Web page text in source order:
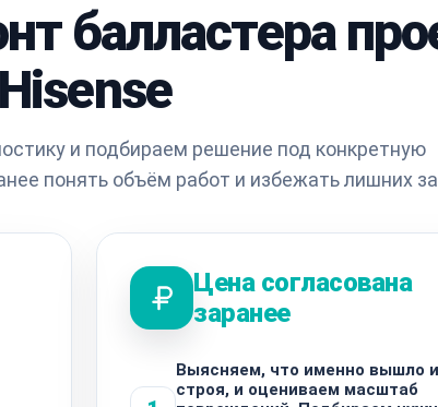
балластера
Hisense
и подбираем решение под конкретную
понять объём работ и избежать лишних
Цена согласована
заранее
Выясняем, что именно вышло
строя, и оцениваем масштаб